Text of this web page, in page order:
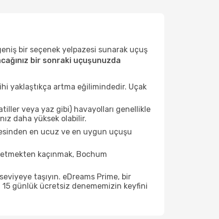
bir seçenek yelpazesi sunarak uçuş
bir sonraki uçuşunuzda
yaklaştıkça artma eğilimindedir. Uçak
veya yaz gibi) havayolları genellikle
daha yüksek olabilir.
en ucuz ve en uygun uçuşu
kaçınmak, Bochum
taşıyın. eDreams Prime, bir
günlük ücretsiz denememizin keyfini